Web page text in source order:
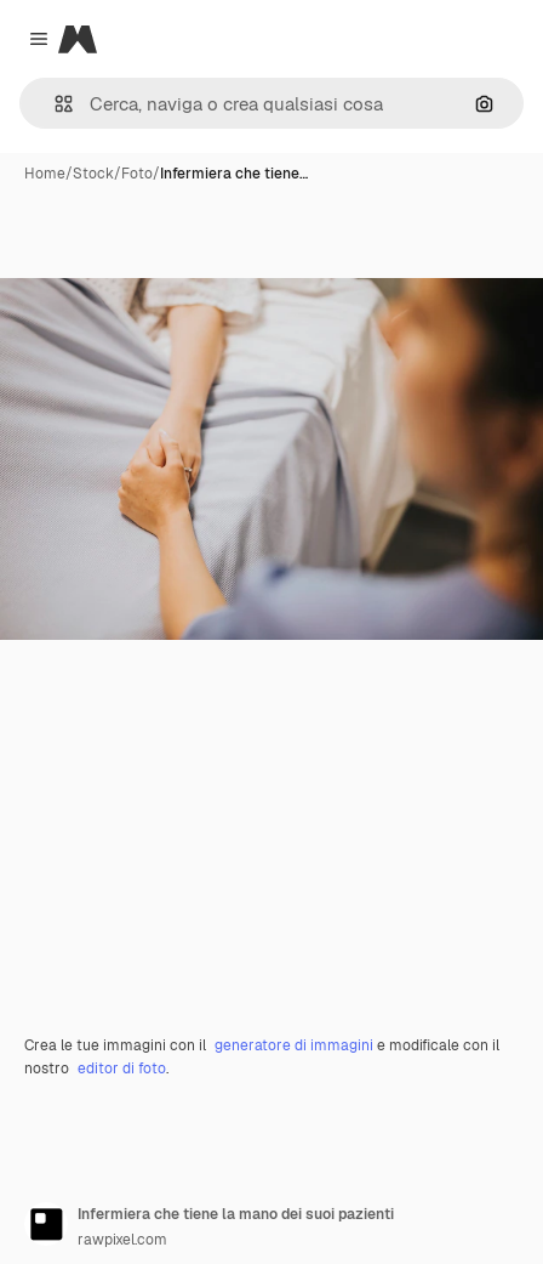
Close menu
Magnific
Cerca
Home/Stock/Foto/Infermiera che tiene…
Crea le tue immagini con il generatore di immagini e modificale con il
nostro editor di foto.
Infermiera che tiene la mano dei suoi pazienti
rawpixel.com